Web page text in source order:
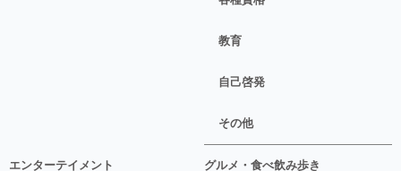
教育
自己啓発
その他
エンターテイメント グルメ・食べ飲み歩き